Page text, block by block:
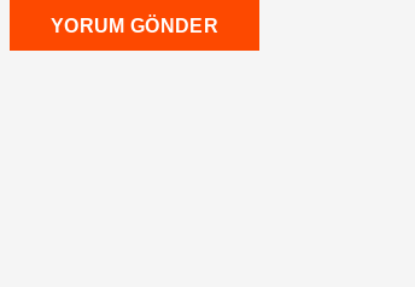
YORUM GÖNDER
İletişim